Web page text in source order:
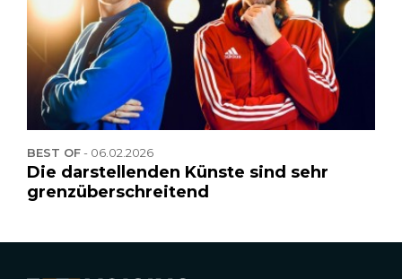
BEST OF- 06.02.2026
Die darstellenden Künste sind sehr
grenzüberschreitend